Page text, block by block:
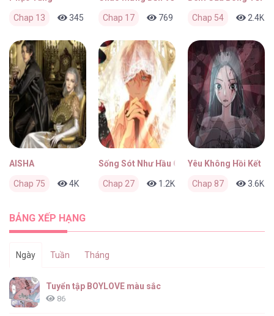
Chap 13 345 0 52 phút trước
Chap 17 769 0 6 tháng trước
Chap 54 2.4K
AISHA
Chap 75 4K 6 tháng trước
Sống Sót Như Hầu Gái Trong Trò Chơi Kinh
Chap 27 1.2K 0 6 tháng trước
Yêu Không Hồi Kết
Chap 87 3.6K
BẢNG XẾP HẠNG
Ngày Tuần Tháng
Tuyển tập BOYLOVE màu sắc
86